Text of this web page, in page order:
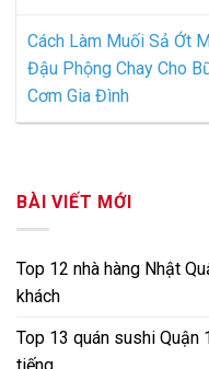
Cách Làm Muối Sả Ớt
Đậu Phộng Chay Cho
Cơm Gia Đình
BÀI VIẾT MỚI
Top 12 nhà hàng Nhật
khách
Top 13 quán sushi Quận
tiếng